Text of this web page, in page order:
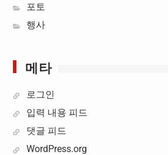
포토
행사
메타
로그인
입력 내용 피드
댓글 피드
WordPress.org